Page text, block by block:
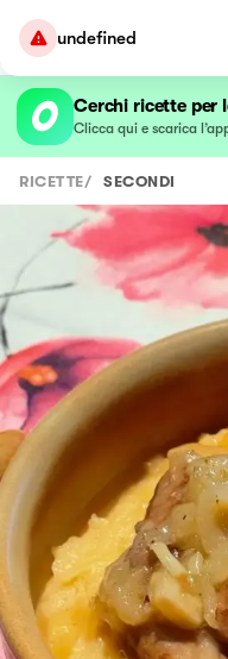
undefined
Cerchi ricette per
Clicca qui e scarica
RICETTE/ SECONDI